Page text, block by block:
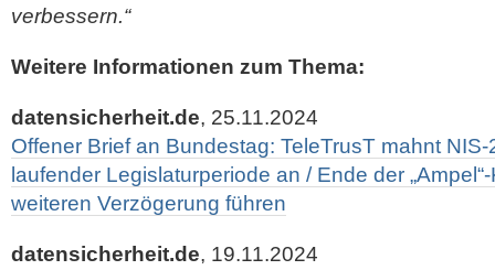
verbessern.“
Weitere Informationen zum Thema:
datensicherheit.de, 25.11.2024
Offener Brief an Bundestag: TeleTrusT mahnt
laufender Legislaturperiode an / Ende der
weiteren Verzögerung führen
datensicherheit.de, 19.11.2024